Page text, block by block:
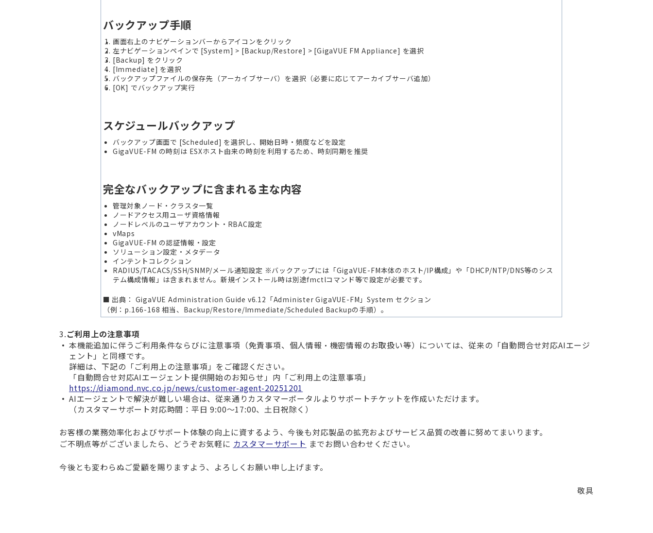
バックアップ手順
画面右上のナビゲーションバーからアイコンをクリック
左ナビゲーションペインで [System] > [Backup/Restore] > [GigaVUE FM Appliance] を選択
[Backup] をクリック
[Immediate] を選択
バックアップファイルの保存先（アーカイブサーバ）を選択（必要に応じてアーカイブサーバ追加）
[OK] でバックアップ実行
スケジュールバックアップ
バックアップ画面で [Scheduled] を選択し、開始日時・頻度などを設定
GigaVUE-FM の時刻は ESXホスト由来の時刻を利用するため、時刻同期を推奨
完全なバックアップに含まれる主な内容
管理対象ノード・クラスタ一覧
ノードアクセス用ユーザ資格情報
ノードレベルのユーザアカウント・RBAC設定
vMaps
GigaVUE-FM の認証情報・設定
ソリューション設定・メタデータ
インテントコレクション
RADIUS/TACACS/SSH/SNMP/メール通知設定 ※バックアップには「GigaVUE-FM本体のホスト/IP構成」や「DHCP/NTP/DNS等のシス
テム構成情報」は含まれません。新規インストール時は別途fmctlコマンド等で設定が必要です。
■ 出典： GigaVUE Administration Guide v6.12「Administer GigaVUE-FM」System セクション
（例：p.166-168 相当、Backup/Restore/Immediate/Scheduled Backupの手順）。
3.ご利用上の注意事項
本機能追加に伴うご利用条件ならびに注意事項（免責事項、個人情報・機密情報のお取扱い等）については、従来の「自動問合せ対応AIエージ
ェント」と同様です。
詳細は、下記の「ご利用上の注意事項」をご確認ください。
「自動問合せ対応AIエージェント提供開始のお知らせ」内「ご利用上の注意事項」
https://diamond.nvc.co.jp/news/customer-agent-20251201
AIエージェントで解決が難しい場合は、従来通りカスタマーポータルよりサポートチケットを作成いただけます。
（カスタマーサポート対応時間：平日 9:00～17:00、土日祝除く）
お客様の業務効率化およびサポート体験の向上に資するよう、今後も対応製品の拡充およびサービス品質の改善に努めてまいります。
ご不明点等がございましたら、どうぞお気軽に カスタマーサポート までお問い合わせください。
今後とも変わらぬご愛顧を賜りますよう、よろしくお願い申し上げます。
敬具